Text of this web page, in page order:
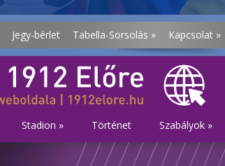
Jegy-bérlet Tabella-Sorsolás » Kapcsolat »
Stadion » Történet Szabályok »